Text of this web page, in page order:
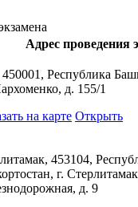
Адрес проведения
Республика
д. 155/1
на карте Открыть
453104,
г.
д. 9